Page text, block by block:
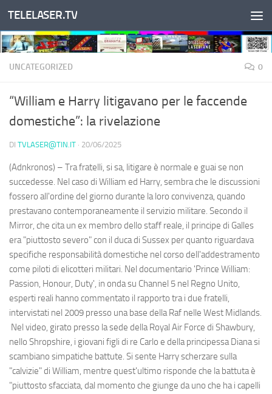
Salta al contenuto
TELELASER.TV
UNCATEGORIZED 0
“William e Harry litigavano per le faccende
domestiche”: la rivelazione
DI TVLASER@TIN.IT · 20/06/2025
(Adnkronos) – Tra fratelli, si sa, litigare è normale e guai se non
succedesse. Nel caso di William ed Harry, sembra che le discussioni
fossero all'ordine del giorno durante la loro convivenza, quando
prestavano contemporaneamente il servizio militare. Secondo il
Mirror, che cita un ex membro dello staff reale, il principe di Galles
era "piuttosto severo" con il duca di Sussex per quanto riguardava
specifiche responsabilità domestiche nel corso dell'addestramento
come piloti di elicotteri militari. Nel documentario 'Prince William:
Passion, Honour, Duty', in onda su Channel 5 nel Regno Unito,
esperti reali hanno commentato il rapporto tra i due fratelli,
intervistati nel 2009 presso una base della Raf nelle West Midlands.
Nel video, girato presso la sede della Royal Air Force di Shawbury,
nello Shropshire, i giovani figli di re Carlo e della principessa Diana si
scambiano simpatiche battute. Si sente Harry scherzare sulla
"calvizie" di William, mentre quest'ultimo risponde che la battuta è
"piuttosto sfacciata, dal momento che giunge da uno che ha i capelli